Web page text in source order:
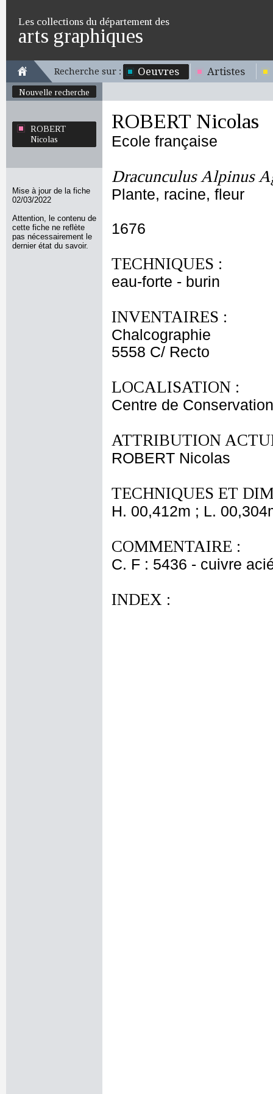
Les collections du département des
arts graphiques
Recherche sur : Oeuvres Artistes
Nouvelle recherche
ROBERT
Nicolas
Mise à jour de la fiche
02/03/2022
Attention, le contenu de
cette fiche ne reflète
pas nécessairement le
dernier état du savoir.
ROBERT Nicolas
Ecole française
Dracunculus Alpinus
Plante, racine, fleur
1676
TECHNIQUES :
eau-forte - burin
INVENTAIRES :
Chalcographie
5558 C/ Recto
LOCALISATION :
Centre de
ATTRIBUTION
ROBERT Nicolas
TECHNIQUES ET
H. 00,412m ; L.
COMMENTAIRE :
C. F : 5436 - cuivre
INDEX :